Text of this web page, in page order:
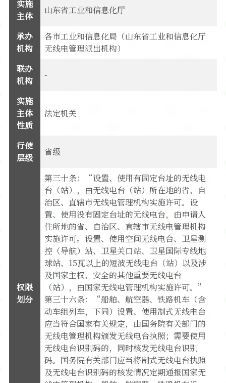
实施
主体
山东省工业和信息化厅
承办
机构
各市工业和信息化局（山东省工业和信息化厅
无线电管理派出机构）
联办
机构
-
实施
主体
性质
法定机关
行使
层级
省级
权限
划分
第三十条：“设置、使用有固定台址的无线电
台（站），由无线电台（站）所在地的省、自
治区、直辖市无线电管理机构实施许可。设
置、使用没有固定台址的无线电台，由申请人
住所地的省、自治区、直辖市无线电管理机构
实施许可。设置、使用空间无线电台、卫星测
控（导航）站、卫星关口站、卫星国际专线地
球站、15瓦以上的短波无线电台（站）以及涉
及国家主权、安全的其他重要无线电台
（站），由国家无线电管理机构实施许可。”
第三十六条：“船舶、航空器、铁路机车（含
动车组列车，下同）设置、使用制式无线电台
应当符合国家有关规定，由国务院有关部门的
无线电管理机构颁发无线电台执照；需要使用
无线电台识别码的，同时核发无线电台识别
码。国务院有关部门应当将制式无线电台执照
及无线电台识别码的核发情况定期通报国家无